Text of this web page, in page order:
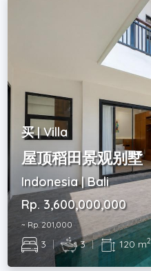
买 | Villa
屋顶稻田景观别墅
Indonesia | Bali
Rp. 3,600,000,000
~ Rp. 201,000
3 | 3 | 120 m2